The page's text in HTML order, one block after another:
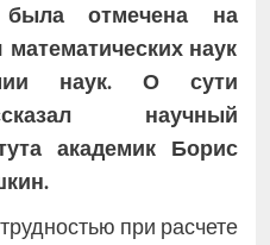
отмечена на
наук
наук. О сути
научный
академик Борис
при расчете